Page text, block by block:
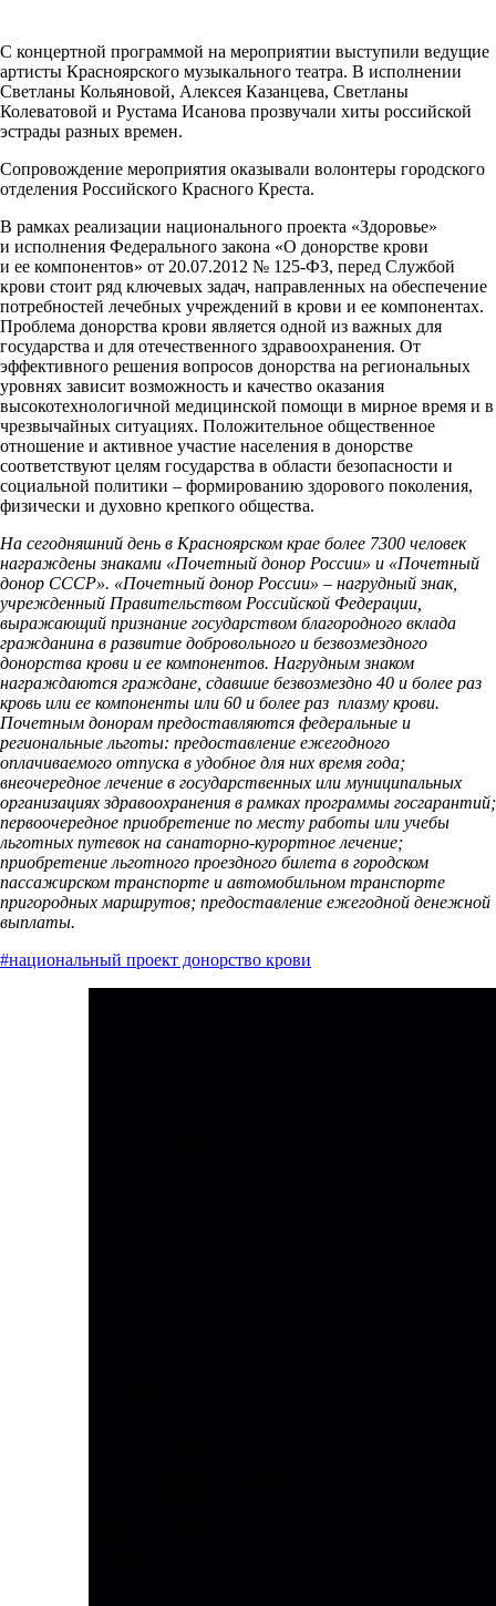
С концертной программой на мероприятии выступили ведущие
артисты Красноярского музыкального театра. В исполнении
Светланы Кольяновой, Алексея Казанцева, Светланы
Колеватовой и Рустама Исанова прозвучали хиты российской
эстрады разных времен.
Сопровождение мероприятия оказывали волонтеры городского
отделения Российского Красного Креста.
В рамках реализации национального проекта «Здоровье»
и исполнения Федерального закона «О донорстве крови
и ее компонентов» от 20.07.2012 № 125-ФЗ, перед Службой
крови стоит ряд ключевых задач, направленных на обеспечение
потребностей лечебных учреждений в крови и ее компонентах.
Проблема донорства крови является одной из важных для
государства и для отечественного здравоохранения. От
эффективного решения вопросов донорства на региональных
уровнях зависит возможность и качество оказания
высокотехнологичной медицинской помощи в мирное время и в
чрезвычайных ситуациях. Положительное общественное
отношение и активное участие населения в донорстве
соответствуют целям государства в области безопасности и
социальной политики – формированию здорового поколения,
физически и духовно крепкого общества.
На сегодняшний день в Красноярском крае более 7300 человек
награждены знаками «Почетный донор России» и «Почетный
донор СССР». «Почетный донор России» – нагрудный знак,
учрежденный Правительством Российской Федерации,
выражающий признание государством благородного вклада
гражданина в развитие добровольного и безвозмездного
донорства крови и ее компонентов. Нагрудным знаком
награждаются граждане, сдавшие безвозмездно 40 и более раз
кровь или ее компоненты или 60 и более раз плазму крови.
Почетным донорам предоставляются федеральные и
региональные льготы: предоставление ежегодного
оплачиваемого отпуска в удобное для них время года;
внеочередное лечение в государственных или муниципальных
организациях здравоохранения в рамках программы госгарантий;
первоочередное приобретение по месту работы или учебы
льготных путевок на санаторно-курортное лечение;
приобретение льготного проездного билета в городском
пассажирском транспорте и автомобильном транспорте
пригородных маршрутов; предоставление ежегодной денежной
выплаты.
#национальный проект донорство крови